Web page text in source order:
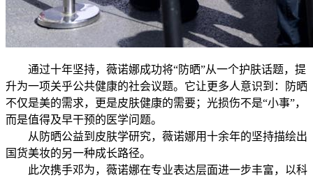
通过十年坚持，薇诺娜成功将“防晒”从一个护肤话题，提
升为一项关乎公共健康的社会议题。它让更多人意识到：防晒
不仅是美的需求，更是皮肤健康的需要；光损伤不是“小事”，
而是值得及早干预的医学问题。
从防晒公益到皮肤学研究，薇诺娜用十余年的坚持描绘出
国货美妆的另一种成长路径。
此次携手邓为，薇诺娜在专业表达层面进一步丰富，以科